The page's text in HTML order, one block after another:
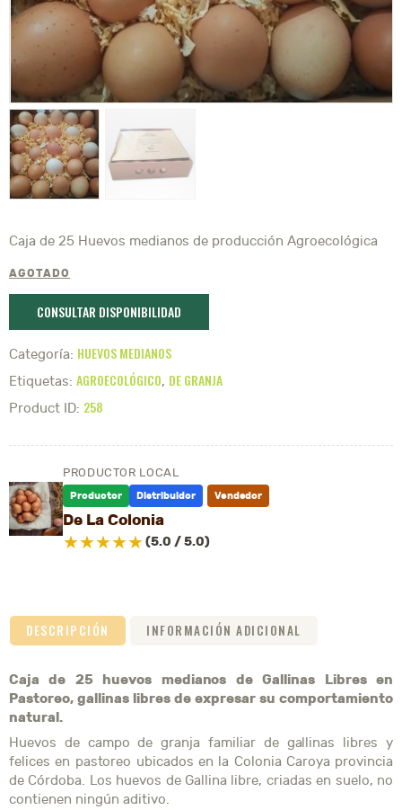
Caja de 25 Huevos medianos de producción Agroecológica
AGOTADO
CONSULTAR DISPONIBILIDAD
Categoría: HUEVOS MEDIANOS
Etiquetas: AGROECOLÓGICO, DE GRANJA
Product ID: 258
PRODUCTOR LOCAL
Productor Distribuidor Vendedor
De La Colonia
★★★★★(5.0 / 5.0)
DESCRIPCIÓN INFORMACIÓN ADICIONAL
Caja de 25 huevos medianos de Gallinas Libres en
Pastoreo, gallinas libres de expresar su comportamiento
natural.
Huevos de campo de granja familiar de gallinas libres y
felices en pastoreo ubicados en la Colonia Caroya provincia
de Córdoba. Los huevos de Gallina libre, criadas en suelo, no
contienen ningún aditivo.